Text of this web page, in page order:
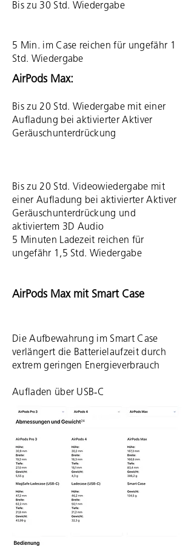
Bis zu 30 Std. Wieder­gabe
5 Min. im Case reichen für ungefähr 1
Std. Wieder­gabe
AirPods Max:
Bis zu 20 Std. Wieder­gabe mit einer
Auf­la­dung bei aktivierter Aktiver
Geräusch­unter­drückung
Bis zu 20 Std. Video­wiedergabe mit
einer Auf­la­dung bei aktivierter Aktiver
Geräusch­unter­drückung und
aktiviertem 3D Audio
5 Minuten Ladezeit reichen für
ungefähr 1,5 Std. Wieder­gabe
AirPods Max mit Smart Case
Die Aufbewahrung im Smart Case
verlängert die Batterie­laufzeit durch
extrem geringen Energie­verbrauch
Aufladen über USB‑C